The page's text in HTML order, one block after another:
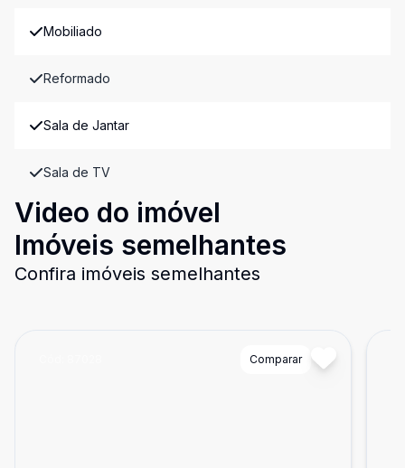
Mobiliado
Reformado
Sala de Jantar
Sala de TV
Video do imóvel
Imóveis semelhantes
Confira imóveis semelhantes
Comparar